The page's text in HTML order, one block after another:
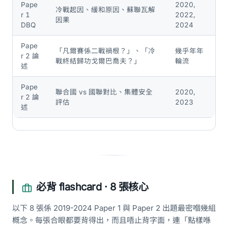
Pape
r 1
DBQ
冷戰起因、緩和原因、蘇聯瓦解
因果
2020,
2022,
2024
Pape
r 2 論
述
「凡爾賽係二戰禍根？」、「冷
戰終結歸功戈爾巴喬夫？」
幾乎年年
輪流
Pape
r 2 論
述
聯合國 vs 國聯對比、集體安全
評估
2020,
2023
必背 flashcard · 8 張核心
以下 8 張係 2019-2024 Paper 1 與 Paper 2 出題最密嗰幾組
概念。每張合眼都要背得出，而且唔止背字面，連「點樣喺